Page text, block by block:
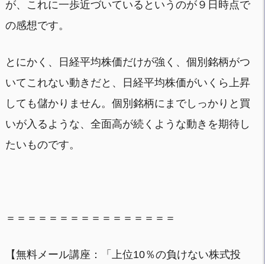
が、これに一歩近づいているというのが９日時点で
の感想です。
とにかく、日経平均株価だけが強く、個別銘柄がつ
いてこれない動きだと、日経平均株価がいくら上昇
しても儲かりません。個別銘柄にまでしっかりと買
いが入るような、全面高が続くような動きを期待し
たいものです。
＝＝＝＝＝＝＝＝＝＝＝＝＝＝＝＝
【無料メール講座：「上位10％の負けない株式投